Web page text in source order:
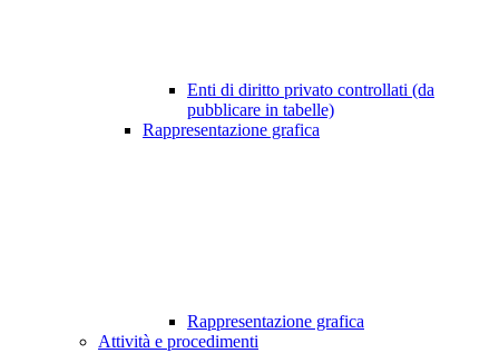
Enti di diritto privato controllati (da
pubblicare in tabelle)
Rappresentazione grafica
Rappresentazione grafica
Attività e procedimenti